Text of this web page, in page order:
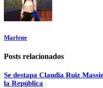
Marlene
Posts relacionados
Se destapa Claudia Ruiz
la República